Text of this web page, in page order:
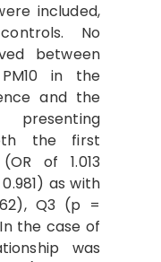
included,
No
between
in the
and the
the first
of 1.013
as with
Q3 (p =
the case of
was